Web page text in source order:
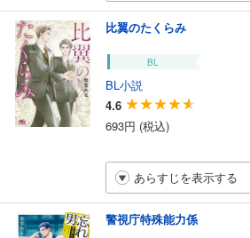
比翼のたくらみ
BL
BL小説
4.6
693円 (税込)
あらすじを表示する
警視庁特殊能力係